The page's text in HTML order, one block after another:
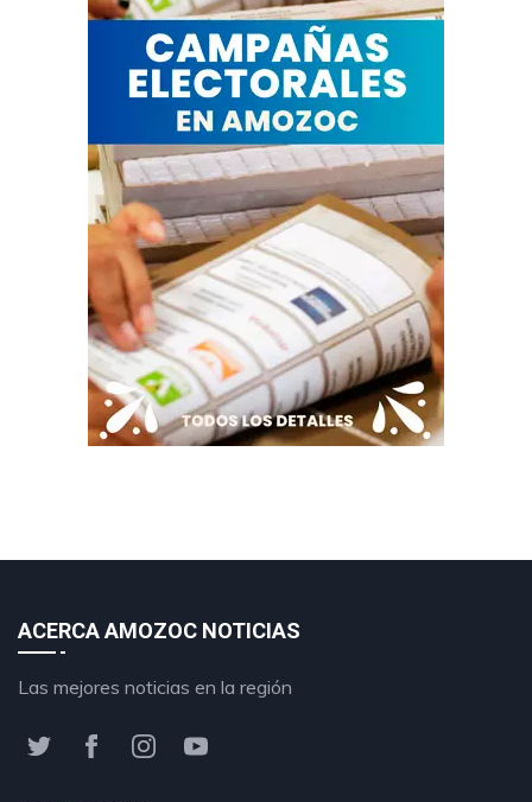
ACERCA AMOZOC NOTICIAS
Las mejores noticias en la región